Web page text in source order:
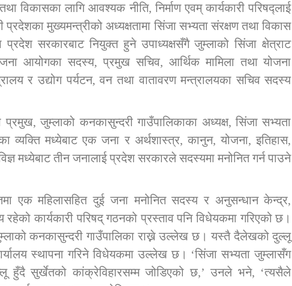
तातोपानी गाउँपालिका जुम्लाको महिला तथा
तातोपानी गाउँपालिका जुम्लाको सूचना
विकासका लागि आवश्यक नीति, निर्माण एवम् कार्यकारी परिषद्लाई
प्रदेशका मुख्यमन्त्रीको अध्यक्षतामा सिंजा सभ्यता संरक्षण तथा विकास
सरकारबाट नियुक्त हुने उपाध्यक्षसँगै जुम्लाको सिंजा क्षेत्राट
आयोगका सदस्य, प्रमुख सचिव, आर्थिक मामिला तथा योजना
र उद्योग पर्यटन, वन तथा वातावरण मन्त्रालयका सचिव सदस्य
जुम्लाको कनकासुन्दरी गाउँपालिकाका अध्यक्ष, सिंजा सभ्यता
व्यक्ति मध्येबाट एक जना र अर्थशास्त्र, कानुन, योजना, इतिहास,
मध्येबाट तीन जनालाई प्रदेश सरकारले सदस्यमा मनोनित गर्न पाउने
एक महिलासहित दुई जना मनोनित सदस्य र अनुसन्धान केन्द्र,
कार्यकारी परिषद् गठनको प्रस्ताव पनि विधेयकमा गरिएको छ।
कनकासुन्दरी गाउँपालिका राख्ने उल्लेख छ। यस्तै दैलेखको दुल्लू
स्थापना गरिने विधेयकमा उल्लेख छ। ‘सिंजा सभ्यता जुम्लासँग
हुँदै सुर्खेतको कांक्रेविहारसम्म जोडिएको छ,’ उनले भने, ‘त्यसैले